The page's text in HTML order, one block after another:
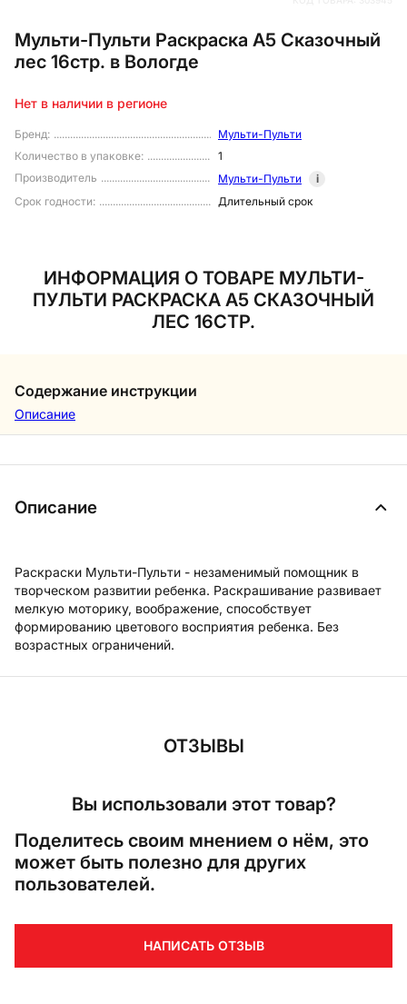
Мульти-Пульти Раскраска А5 Сказочный
лес 16стр. в Вологде
Бренд:
Мульти-Пульти
Количество в упаковке:
1
Производитель
Мульти-Пульти
i
Срок годности: Длительный срок
Нет в наличии в регионе
ИНФОРМАЦИЯ О ТОВАРЕ МУЛЬТИ-
ПУЛЬТИ РАСКРАСКА А5 СКАЗОЧНЫЙ
ЛЕС 16СТР.
Содержание инструкции
Описание
Описание
Раскраски Мульти-Пульти - незаменимый помощник в
творческом развитии ребенка. Раскрашивание развивает
мелкую моторику, воображение, способствует
формированию цветового восприятия ребенка. Без
возрастных ограничений.
ОТЗЫВЫ
Вы использовали этот товар?
Поделитесь своим мнением о нём, это
может быть полезно для других
пользователей.
НАПИСАТЬ ОТЗЫВ